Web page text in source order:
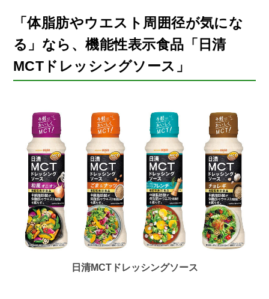
「体脂肪やウエスト周囲径が気にな
る」なら、機能性表示食品「日清
MCTドレッシングソース」
日清MCTドレッシングソース